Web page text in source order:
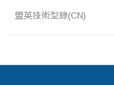
盟英技術型錄(CN)